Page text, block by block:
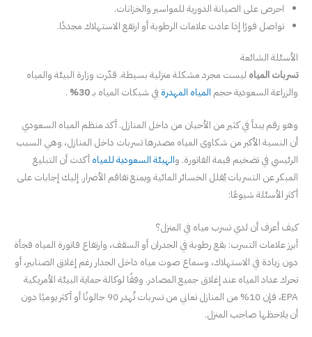
احرص على الصيانة الدورية للمواسير والخزانات.
تواصل فورًا إذا عادت علامات الرطوبة أو ارتفع الاستهلاك مجددًا.
الأسئلة الشائعة
تسربات المياه ليست مجرد مشكلة منزلية بسيطة. قدّرت وزارة البيئة والمياه
والزراعة السعودية حجم المياه المهدرة في شبكات المياه بـ30%
.
وهو رقم يبدأ في كثير من الأحيان من داخل المنازل. أكد منظم المياه السعودي
أن النسبة الأكبر من شكاوى المياه مصدرها تسربات داخل المنازل، وهي السبب
الرئيسي في تضخيم قيمة الفاتورة. والهيئة السعودية للمياهأكدت أن التبليغ
المبكر عن التسربات يُقلل الخسائر المائية ويمنع تفاقم الأضرار. إليك إجابات على
أكثر الأسئلة شيوعًا:
كيف أعرف أن لدي تسرب مياه في المنزل؟
أبرز علامات التسرب: بقع رطوبة في الجدران أو السقف، وارتفاع فاتورة المياه فجأة
دون زيادة في الاستهلاك، وسماع صوت مياه داخل الجدار رغم إغلاق الصنابير، أو
تحرك عداد المياه عند إغلاق جميع المصادر. وفقًا لوكالة حماية البيئة الأمريكية
EPA، فإن 10% من المنازل تعاني من تسربات تُهدر 90 جالونًا أو أكثر يوميًا دون
أن يلاحظها صاحب المنزل.